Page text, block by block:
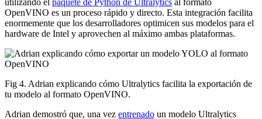
utilizando el paquete de Python de Ultralytics al formato
OpenVINO es un proceso rápido y directo. Esta integración facilita
enormemente que los desarrolladores optimicen sus modelos para el
hardware de Intel y aprovechen al máximo ambas plataformas.
Fig 4. Adrian explicando cómo Ultralytics facilita la exportación de
tu modelo al formato OpenVINO.
Adrian demostró que, una vez entrenado un modelo Ultralytics